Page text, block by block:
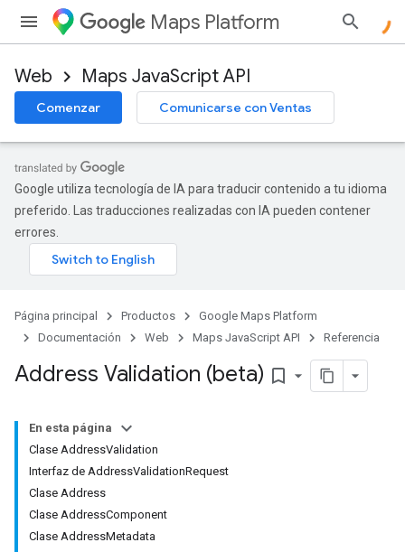
Maps Platform
Web Maps JavaScript API
Comenzar Comunicarse con Ventas
Google utiliza tecnología de IA para traducir contenido a tu idioma
preferido. Las traducciones realizadas con IA pueden contener
errores.
Página principal Productos
Google Maps Platform
Documentación
Web Maps JavaScript API Referencia
Address Validation (beta) bookmark_border
En esta página
Clase AddressValidation
Interfaz de AddressValidationRequest
Clase Address
Clase AddressComponent
Clase AddressMetadata